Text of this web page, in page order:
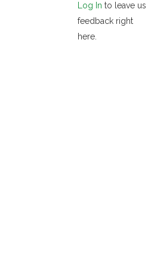
Log In to leave us
feedback right
here.